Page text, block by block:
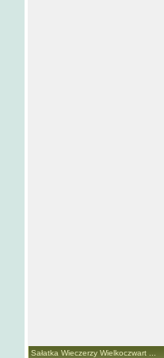
Sałatka Wieczerzy Wielkoczwart ...